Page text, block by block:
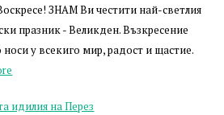
ЗНАМ Ви честити най-светлия
празник - Великден. Възкресение
у всекиго мир, радост и щастие.
идилия на Перез